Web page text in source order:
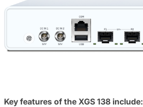
Key features of the XGS 138 include: